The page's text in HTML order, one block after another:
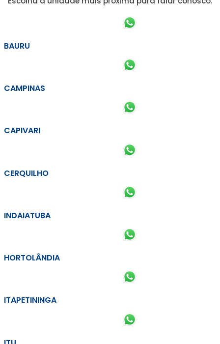
BAURU
CAMPINAS
CAPIVARI
CERQUILHO
INDAIATUBA
HORTOLÂNDIA
ITAPETININGA